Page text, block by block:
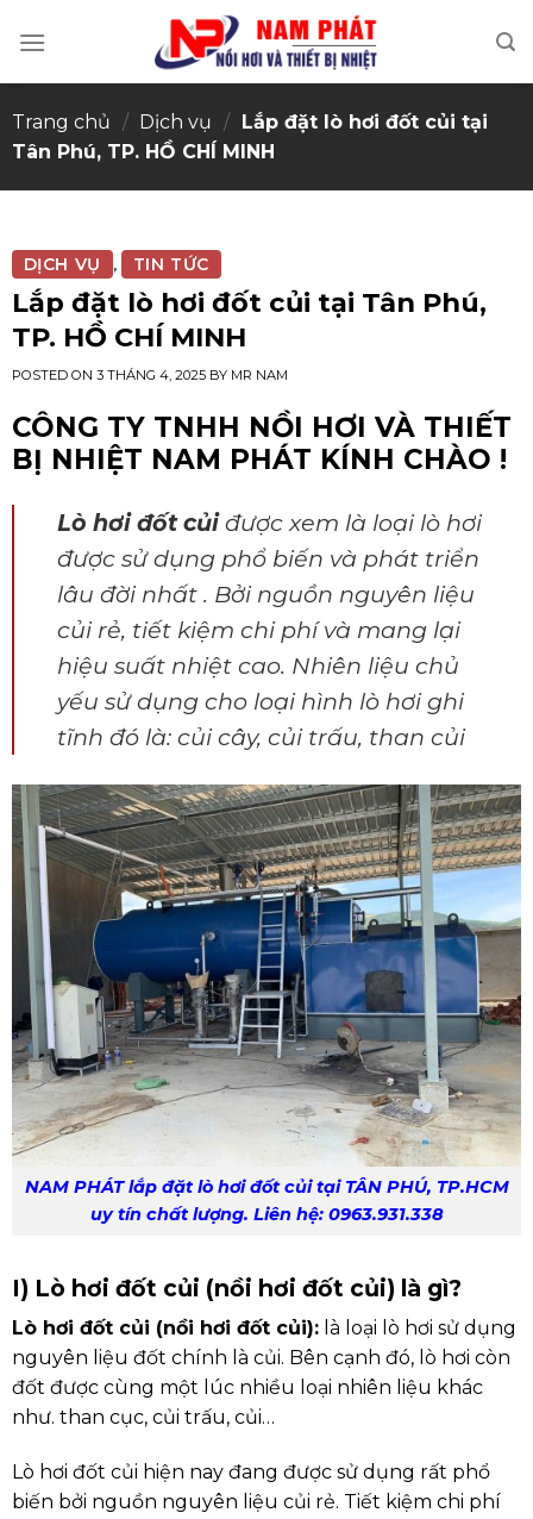
Trang chủ / Dịch vụ / Lắp đặt lò hơi đốt củi tại
Tân Phú, TP. HỒ CHÍ MINH
DỊCH VỤ , TIN TỨC
Lắp đặt lò hơi đốt củi tại Tân Phú,
TP. HỒ CHÍ MINH
POSTED ON 3 THÁNG 4, 2025BY MR NAM
CÔNG TY TNHH NỒI HƠI VÀ THIẾT
BỊ NHIỆT NAM PHÁT KÍNH CHÀO !
Lò hơi đốt củiđược xem là loại lò hơi
được sử dụng phổ biến và phát triển
lâu đời nhất . Bởi nguồn nguyên liệu
củi rẻ, tiết kiệm chi phí và mang lại
hiệu suất nhiệt cao. Nhiên liệu chủ
yếu sử dụng cho loại hình lò hơi ghi
tĩnh đó là: củi cây, củi trấu, than củi
NAM PHÁT lắp đặt lò hơi đốt củi tại TÂN PHÚ, TP.HCM
uy tín chất lượng. Liên hệ: 0963.931.338
I) Lò hơi đốt củi (nồi hơi đốt củi) là gì?
Lò hơi đốt củi (nồi hơi đốt củi):là loại lò hơi sử dụng
nguyên liệu đốt chính là củi. Bên cạnh đó, lò hơi còn
đốt được cùng một lúc nhiều loại nhiên liệu khác
như. than cục, củi trấu, củi…
Lò hơi đốt củi hiện nay đang được sử dụng rất phổ
biến bởi nguồn nguyên liệu củi rẻ. Tiết kiệm chi phí